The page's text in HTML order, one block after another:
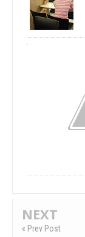
NEXT
« Prev Post